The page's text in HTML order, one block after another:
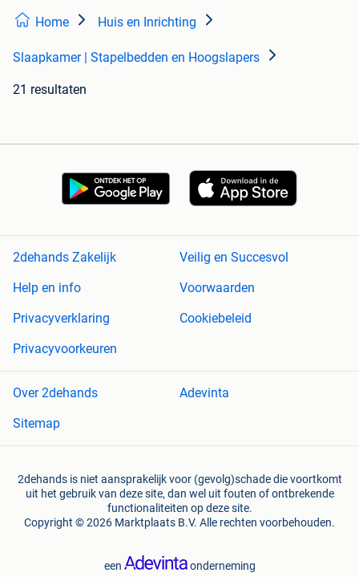
Home Huis en Inrichting
Slaapkamer | Stapelbedden en Hoogslapers
21 resultaten
2dehands Zakelijk
Veilig en Succesvol
Help en info
Voorwaarden
Privacyverklaring
Cookiebeleid
Privacyvoorkeuren
Over 2dehands
Adevinta
Sitemap
2dehands is niet aansprakelijk voor (gevolg)schade die voortkomt
uit het gebruik van deze site, dan wel uit fouten of ontbrekende
functionaliteiten op deze site.
Copyright © 2026 Marktplaats B.V. Alle rechten voorbehouden.
een onderneming